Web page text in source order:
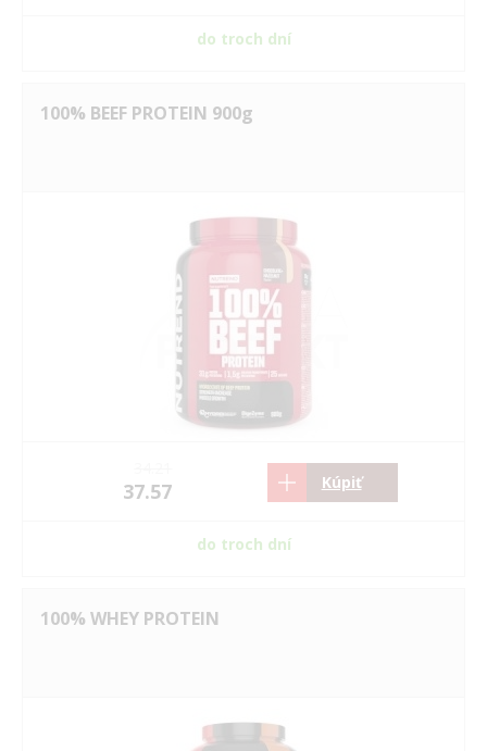
do troch dní
100% BEEF PROTEIN 900g
37.57 Kúpiť
do troch dní
100% WHEY PROTEIN